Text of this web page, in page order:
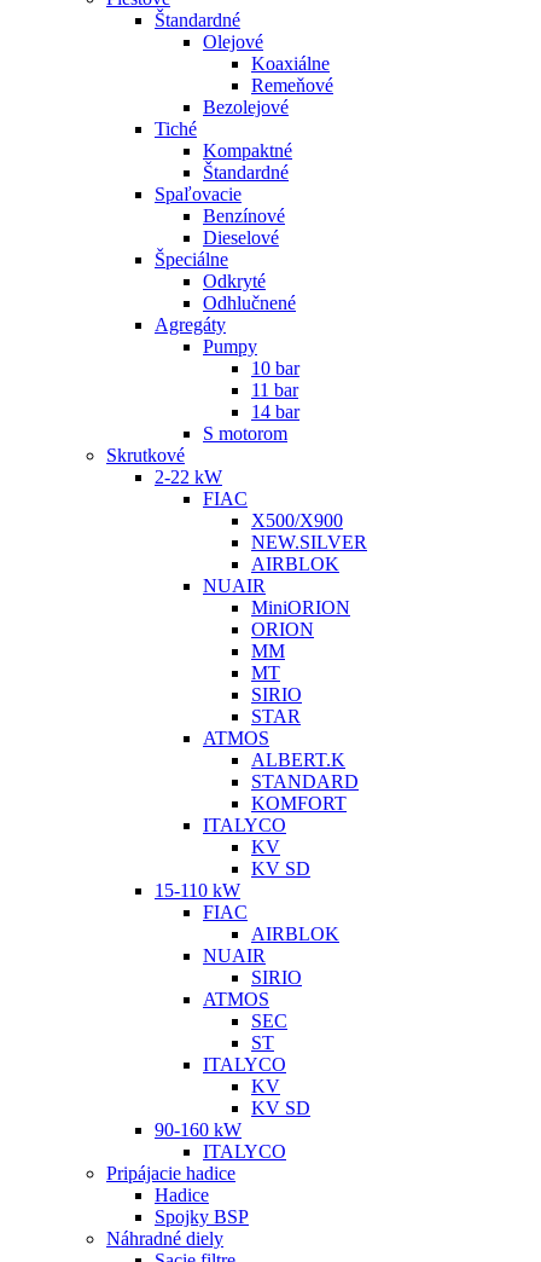
Štandardné
Olejové
Koaxiálne
Remeňové
Bezolejové
Tiché
Kompaktné
Štandardné
Spaľovacie
Benzínové
Dieselové
Špeciálne
Odkryté
Odhlučnené
Agregáty
Pumpy
10 bar
11 bar
14 bar
S motorom
Skrutkové
2-22 kW
FIAC
X500/X900
NEW.SILVER
AIRBLOK
NUAIR
MiniORION
ORION
MM
MT
SIRIO
STAR
ATMOS
ALBERT.K
STANDARD
KOMFORT
ITALYCO
KV
KV SD
15-110 kW
FIAC
AIRBLOK
NUAIR
SIRIO
ATMOS
SEC
ST
ITALYCO
KV
KV SD
90-160 kW
ITALYCO
Pripájacie hadice
Hadice
Spojky BSP
Náhradné diely